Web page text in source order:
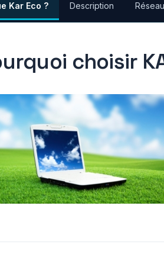
Kar Eco ? Description
choisir